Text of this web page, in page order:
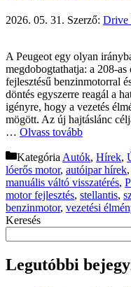
2026. 05. 31. Szerző: Drive
A Peugeot egy olyan
megdobogtathatja: a 208-
fejlesztésű benzinmotorral
döntés egyszerre reagál a
igényre, hogy a vezetés
mögött. Az új hajtáslánc
… Olvass tovább
Kategória Autók, Hírek,
lóerős motor, autóipar hírek,
manuális váltó visszatérés,
motor fejlesztés, stellantis,
benzinmotor, vezetési
Keresés
Legutóbbi